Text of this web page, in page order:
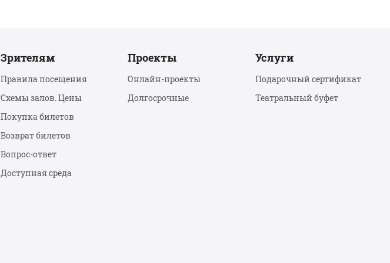
Зрителям
Правила посещения
Схемы залов. Цены
Покупка билетов
Возврат билетов
Вопрос-ответ
Доступная среда
Проекты
Онлайн-проекты
Долгосрочные
Услуги
Подарочный сертификат
Театральный буфет